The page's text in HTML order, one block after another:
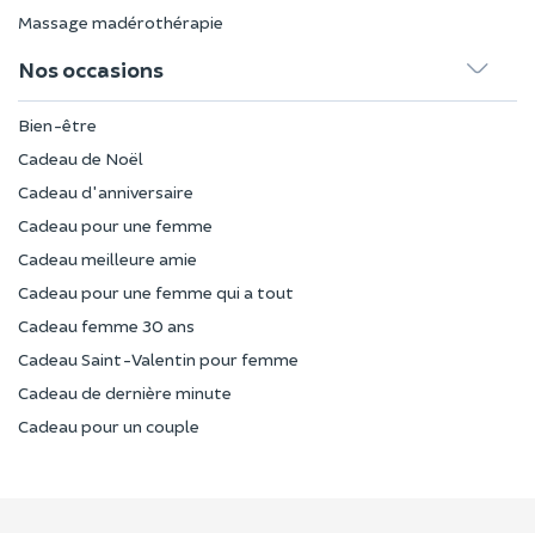
Massage madérothérapie
Nos occasions
Bien-être
Cadeau de Noël
Cadeau d'anniversaire
Cadeau pour une femme
Cadeau meilleure amie
Cadeau pour une femme qui a tout
Cadeau femme 30 ans
Cadeau Saint-Valentin pour femme
Cadeau de dernière minute
Cadeau pour un couple